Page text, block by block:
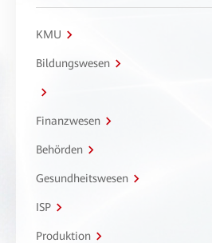
KMU
Bildungswesen
Finanzwesen
Behörden
Gesundheitswesen
ISP
Produktion